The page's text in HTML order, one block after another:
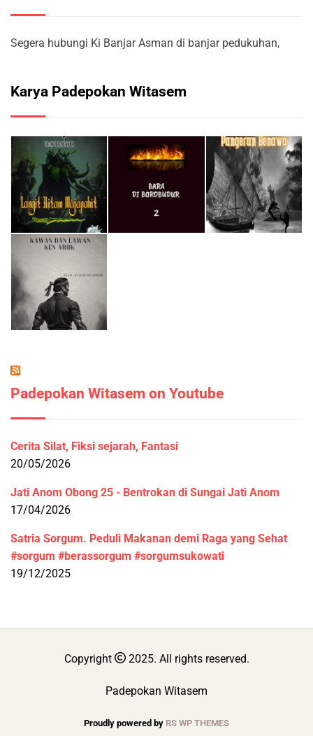
Segera hubungi Ki Banjar Asman di banjar pedukuhan,
Karya Padepokan Witasem
Padepokan Witasem on Youtube
Cerita Silat, Fiksi sejarah, Fantasi
20/05/2026
Jati Anom Obong 25 - Bentrokan di Sungai Jati Anom
17/04/2026
Satria Sorgum. Peduli Makanan demi Raga yang Sehat
#sorgum #berassorgum #sorgumsukowati
19/12/2025
Copyright 2025. All rights reserved.
Padepokan Witasem
Proudly powered by RS WP THEMES